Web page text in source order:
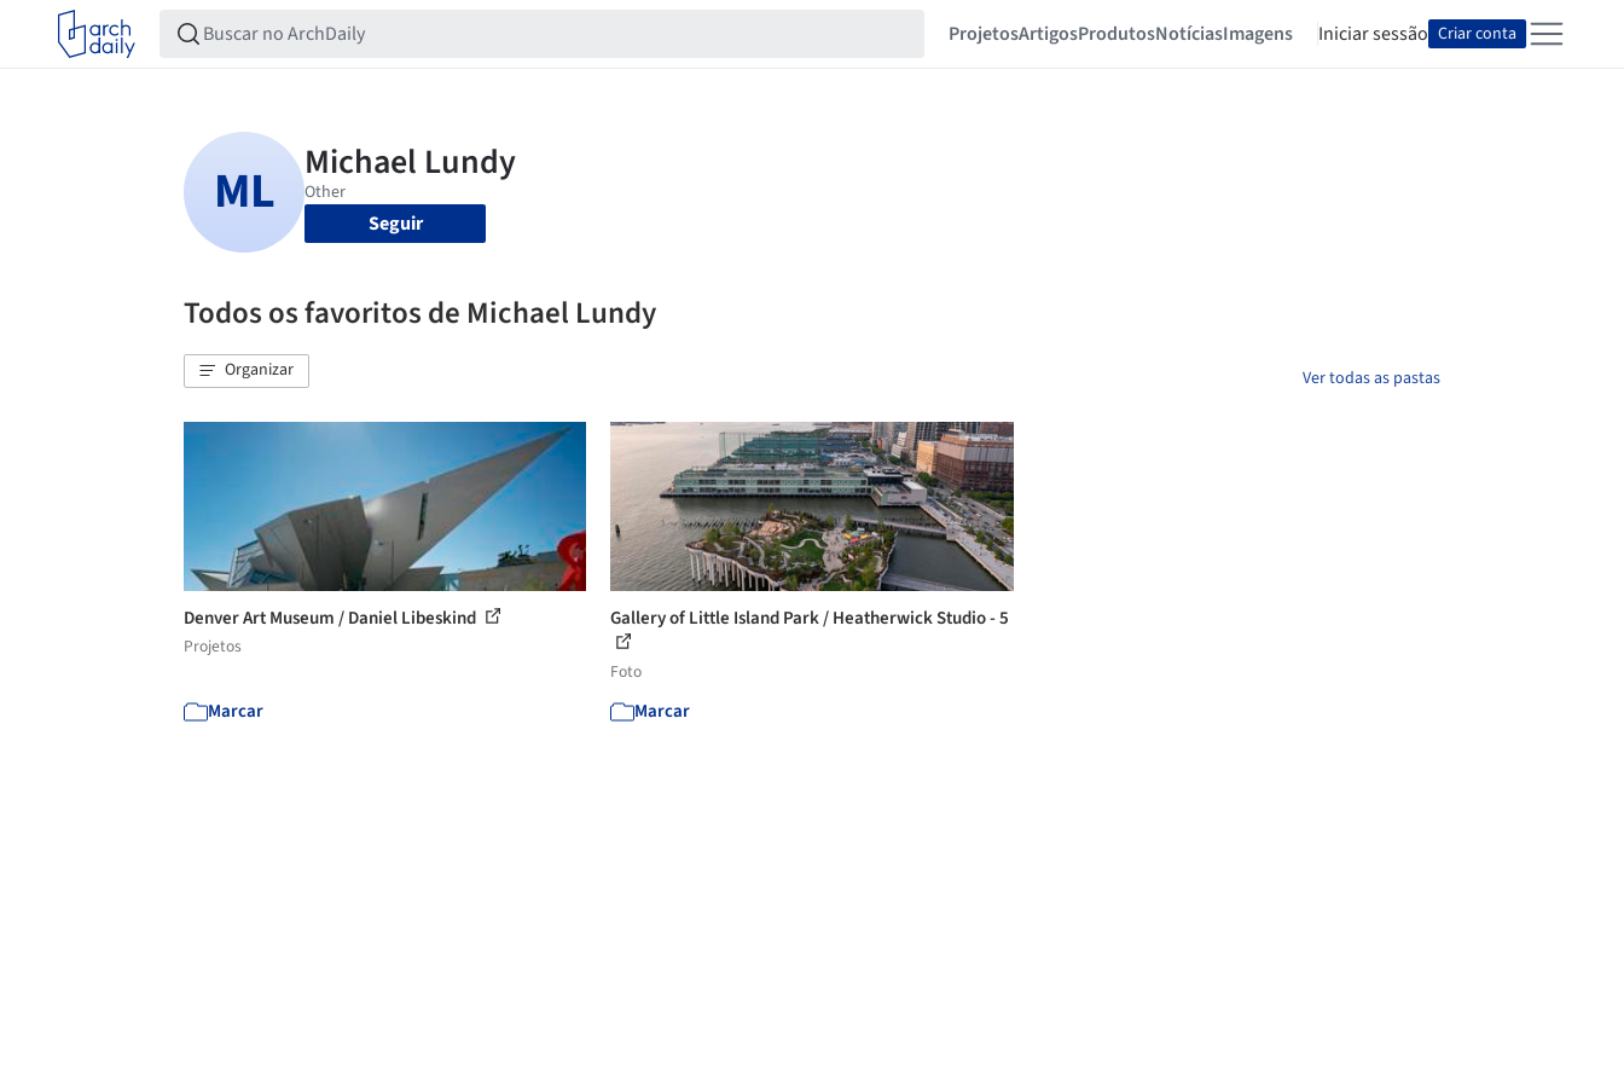
ProjetosArtigosProdutosNotíciasImagens Iniciar sessão Criar conta
Seguir
Todos os favoritos de Michael Lundy
Organizar Ver todas as pastas
Denver Art Museum / Daniel Libeskind
Projetos
Marcar
Gallery of Little Island Park / Heatherwick Studio - 5
Foto
Marcar